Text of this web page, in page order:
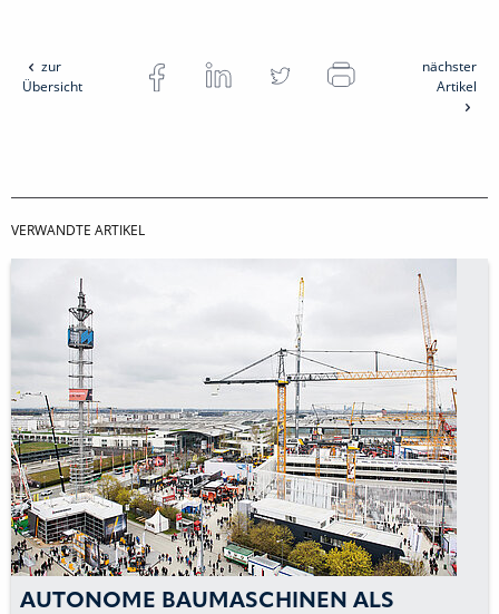
zur
Übersicht
nächster
Artikel
VERWANDTE ARTIKEL
AUTONOME BAUMASCHINEN ALS